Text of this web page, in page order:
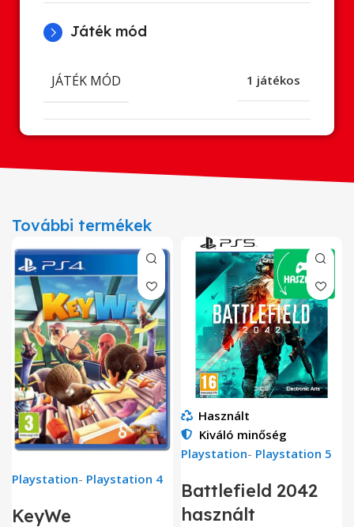
Játék mód
JÁTÉK MÓD 1 játékos
További termékek
Playstation- Playstation 4
KeyWe
Használt
Kiváló minőség
Playstation- Playstation 5
Battlefield 2042
használt